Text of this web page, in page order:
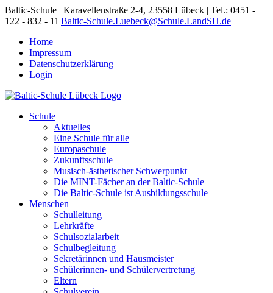
Skip
to
Baltic-Schule | Karavellenstraße 2-4, 23558 Lübeck | Tel.: 0451 -
122 - 832 - 11 |Baltic-Schule.Luebeck@Schule.LandSH.de
Home
Impressum
Datenschutzerklärung
Login
Schule
Aktuelles
Eine Schule für alle
Europaschule
Zukunftsschule
Musisch-ästhetischer Schwerpunkt
Die MINT-Fächer an der Baltic-Schule
Die Baltic-Schule ist Ausbildungsschule
Menschen
Schulleitung
Lehrkräfte
Schulsozialarbeit
Schulbegleitung
Sekretärinnen und Hausmeister
Schülerinnen- und Schülervertretung
Eltern